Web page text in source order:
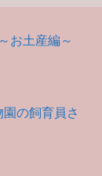
お土産編～
の飼育員さ